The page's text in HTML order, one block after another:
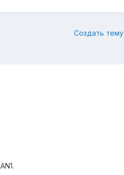
Создать тему